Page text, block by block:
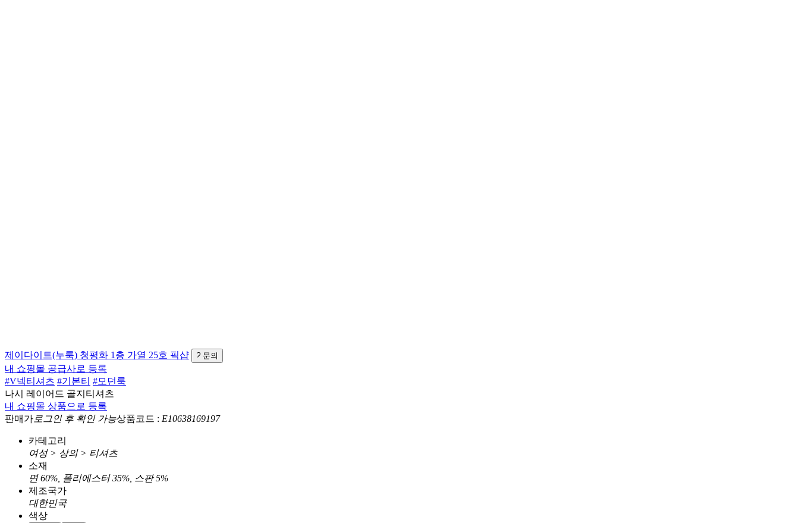
제이다이트(누룩) 청평화 1층 가열 25호 픽샵 ? 문의
내 쇼핑몰 공급사로 등록
#V넥티셔츠 #기본티 #모던룩
나시 레이어드 골지티셔츠
내 쇼핑몰 상품으로 등록
판매가 로그인 후 확인 가능상품코드 : E10638169197
카테고리
여성 > 상의 > 티셔츠
소재
면 60%, 폴리에스터 35%, 스판 5%
제조국가
대한민국
색상